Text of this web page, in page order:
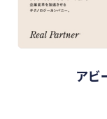
アビ